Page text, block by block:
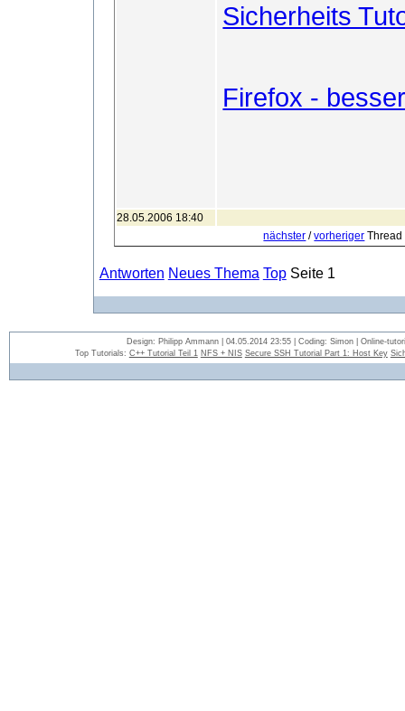
Sicherheits
Firefox -
28.05.2006 18:40
nächster /vorheriger Thread
Antworten Neues Thema TopSeite 1
Design: Philipp Ammann | 04.05.2014 23:55 | Coding: Simon | Online-
Top Tutorials: C++ Tutorial Teil 1 NFS + NIS Secure SSH Tutorial Part 1: Host Key